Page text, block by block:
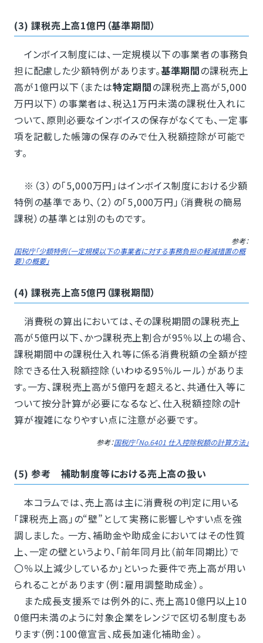
(3) 課税売上高1億円（基準期間）
インボイス制度には、一定規模以下の事業者の事務負
担に配慮した少額特例があります。基準期間の課税売上
高が1億円以下（または特定期間の課税売上高が5,000
万円以下）の事業者は、税込1万円未満の課税仕入れに
ついて、原則必要なインボイスの保存がなくても、一定事
項を記載した帳簿の保存のみで仕入税額控除が可能で
す。
※（３）の「5,000万円」はインボイス制度における少額
特例の基準であり、（２）の「5,000万円」（消費税の簡易
課税）の基準とは別のものです。
参考：
国税庁「少額特例（一定規模以下の事業者に対する事務負担の軽減措置の概
要）の概要」
(4) 課税売上高5億円（課税期間）
消費税の算出においては、その課税期間の課税売上
高が5億円以下、かつ課税売上割合が95％以上の場合、
課税期間中の課税仕入れ等に係る消費税額の全額が控
除できる仕入税額控除（いわゆる95％ルール）がありま
す。一方、課税売上高が5億円を超えると、共通仕入等に
ついて按分計算が必要になるなど、仕入税額控除の計
算が複雑になりやすい点に注意が必要です。
参考：国税庁「No.6401 仕入控除税額の計算方法」
(5) 参考 補助制度等における売上高の扱い
本コラムでは、売上高は主に消費税の判定に用いる
「課税売上高」の“壁”として実務に影響しやすい点を強
調しました。 一方、補助金や助成金においてはその性質
上、一定の壁というより、「前年同月比（前年同期比）で
〇％以上減少しているか」といった要件で売上高が用い
られることがあります（例：雇用調整助成金）。
また成長支援系では例外的に、売上高10億円以上10
0億円未満のように対象企業をレンジで区切る制度もあ
ります（例：100億宣言、成長加速化補助金）。